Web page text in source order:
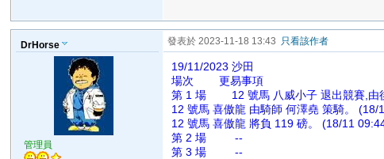
DrHorse
管理員
發表於 2023-11-18 13:43 只看該作者
19/11/2023 沙田
場次 更易事項
第 1 場 12 號馬 八威小子 退出競賽,由
12 號馬 喜傲龍 由騎師 何澤堯 策騎。 (18/
12 號馬 喜傲龍 將負 119 磅。 (18/11
第 2 場 --
第 3 場 --